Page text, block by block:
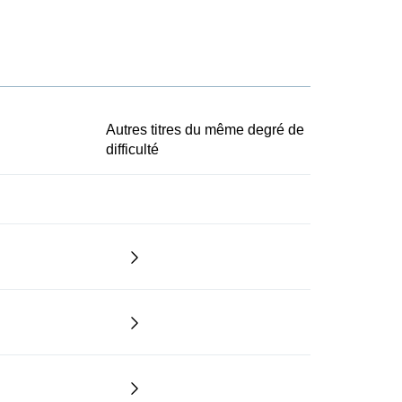
Autres titres du même degré de
difficulté